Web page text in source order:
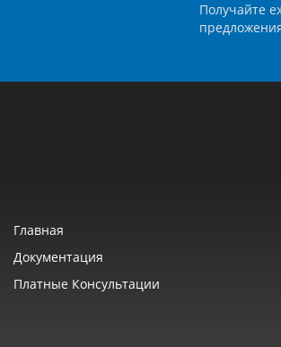
Получайте
Главная
Документация
Платные Консультации